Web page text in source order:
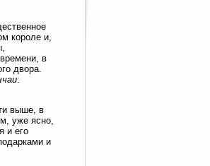
короле и,
в
двора.
:
выше, в
уже ясно,
и его
и